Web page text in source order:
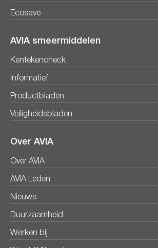
Ecosave
AVIA smeermiddelen
Kentekencheck
Informatief
Productbladen
Veiligheidsbladen
Over AVIA
Over AVIA
AVIA Leden
Nieuws
Duurzaamheid
Werken bij